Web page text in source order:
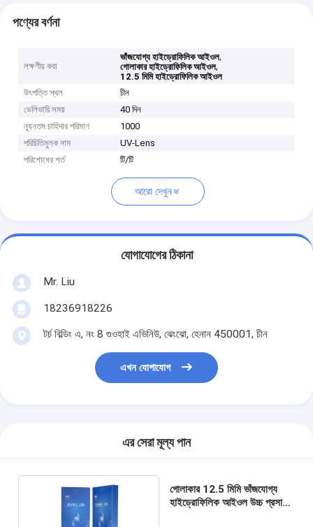
পণ্যের বর্ণনা
লক্ষণীয় করা
ভাঁজযোগ্য হাইড্রোফিলিক আইওল,
গোলাকার হাইড্রোফিলিক আইওল,
12.5 মিমি হাইড্রোফিলিক আইওল
উৎপত্তি স্থল
চীন
ডেলিভারি সময়
40 দিন
ন্যূনতম চাহিদার পরিমাণ
1000
পরিচিতিমুলক নাম
UV-Lens
পরিশোধের শর্ত
টি/টি
আরো দেখুন
যোগাযোগের ঠিকানা
Mr. Liu
18236918226
টর্চ বিল্ডিং এ, নং 8 গুওহাই এভিনিউ, ঝেংঝো, হেনান 450001, চীন
এখন যোগাযোগ
এর সেরা মূল্য পান
গোলাকার 12.5 মিমি ভাঁজযোগ্য
হাইড্রোফিলিক আইওল উচ্চ প্রসার্য